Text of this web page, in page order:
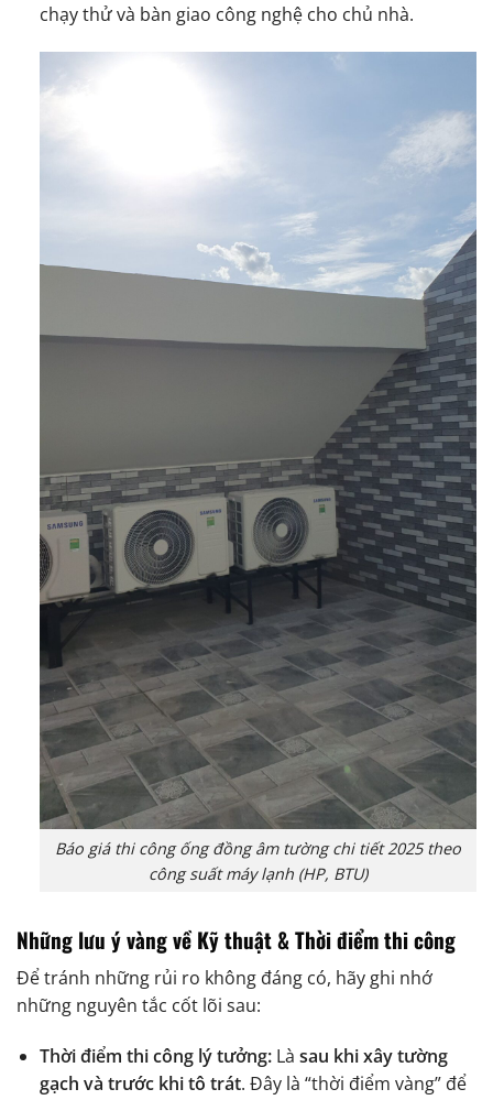
chạy thử và bàn giao công nghệ cho chủ nhà.
Báo giá thi công ống đồng âm tường chi tiết 2025 theo
công suất máy lạnh (HP, BTU)
Những lưu ý vàng về Kỹ thuật & Thời điểm thi công
Để tránh những rủi ro không đáng có, hãy ghi nhớ
những nguyên tắc cốt lõi sau:
Thời điểm thi công lý tưởng:Là sau khi xây tường
gạch và trước khi tô trát. Đây là “thời điểm vàng” để